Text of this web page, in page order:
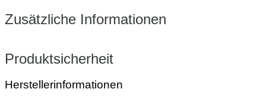
Zusätzliche Informationen
Produktsicherheit
Herstellerinformationen